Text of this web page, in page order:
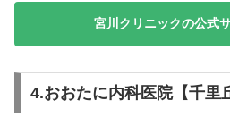
宮川クリニックの公式
4.おおたに内科医院【千里